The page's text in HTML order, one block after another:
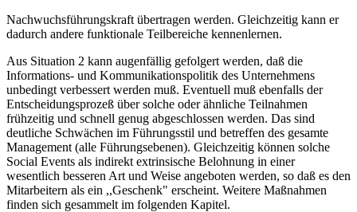
Nachwuchsführungskraft übertragen werden. Gleichzeitig kann er
dadurch andere funktionale Teilbereiche kennenlernen.
Aus Situation 2 kann augenfällig gefolgert werden, daß die
Informations- und Kommunikationspolitik des Unternehmens
unbedingt verbessert werden muß. Eventuell muß ebenfalls der
Entscheidungsprozeß über solche oder ähnliche Teilnahmen
frühzeitig und schnell genug abgeschlossen werden. Das sind
deutliche Schwächen im Führungsstil und betreffen des gesamte
Management (alle Führungsebenen). Gleichzeitig können solche
Social Events als indirekt extrinsische Belohnung in einer
wesentlich besseren Art und Weise angeboten werden, so daß es den
Mitarbeitern als ein ,,Geschenk" erscheint. Weitere Maßnahmen
finden sich gesammelt im folgenden Kapitel.